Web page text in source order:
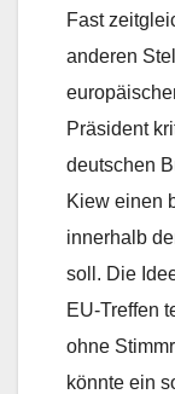
Fast
anderen
Präsident
deutschen
Kiew einen
innerhalb
soll. Die
EU-Treffen
ohne
könnte ein